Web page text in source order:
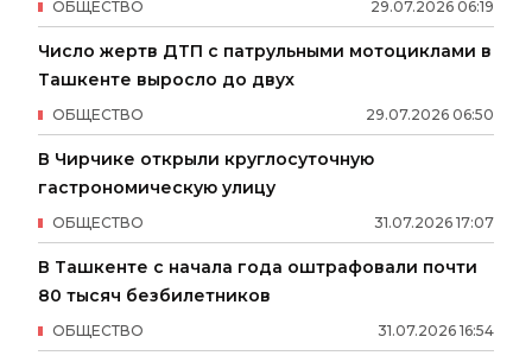
29.07.2026 06:19
ОБЩЕСТВО
Число жертв ДТП с патрульными мотоциклами в
Ташкенте выросло до двух
29.07.2026 06:50
ОБЩЕСТВО
В Чирчике открыли круглосуточную
гастрономическую улицу
31.07.2026 17:07
ОБЩЕСТВО
В Ташкенте с начала года оштрафовали почти
80 тысяч безбилетников
31.07.2026 16:54
ОБЩЕСТВО